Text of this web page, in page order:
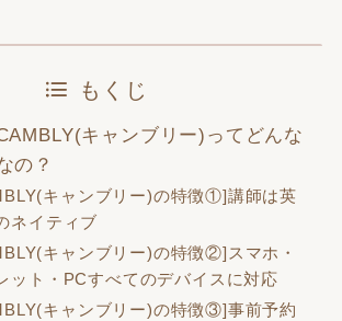
もくじ
キャンブリー)ってどんな
の？
キャンブリー)の特徴①]講師は英
ネイティブ
キャンブリー)の特徴②]スマホ・
ット・PCすべてのデバイスに対応
キャンブリー)の特徴③]事前予約